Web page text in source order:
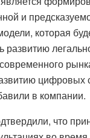
и
которая
развитию
цифровых
в компании.
что